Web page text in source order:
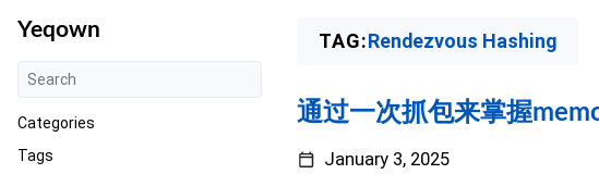
Yeqown
Categories
Tags
TAG:Rendezvous Hashing
通过一次抓包来掌握
January 3, 2025